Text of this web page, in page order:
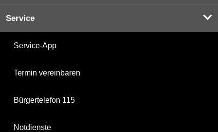
Service
Service-App
Termin vereinbaren
Bürgertelefon 115
Notdienste